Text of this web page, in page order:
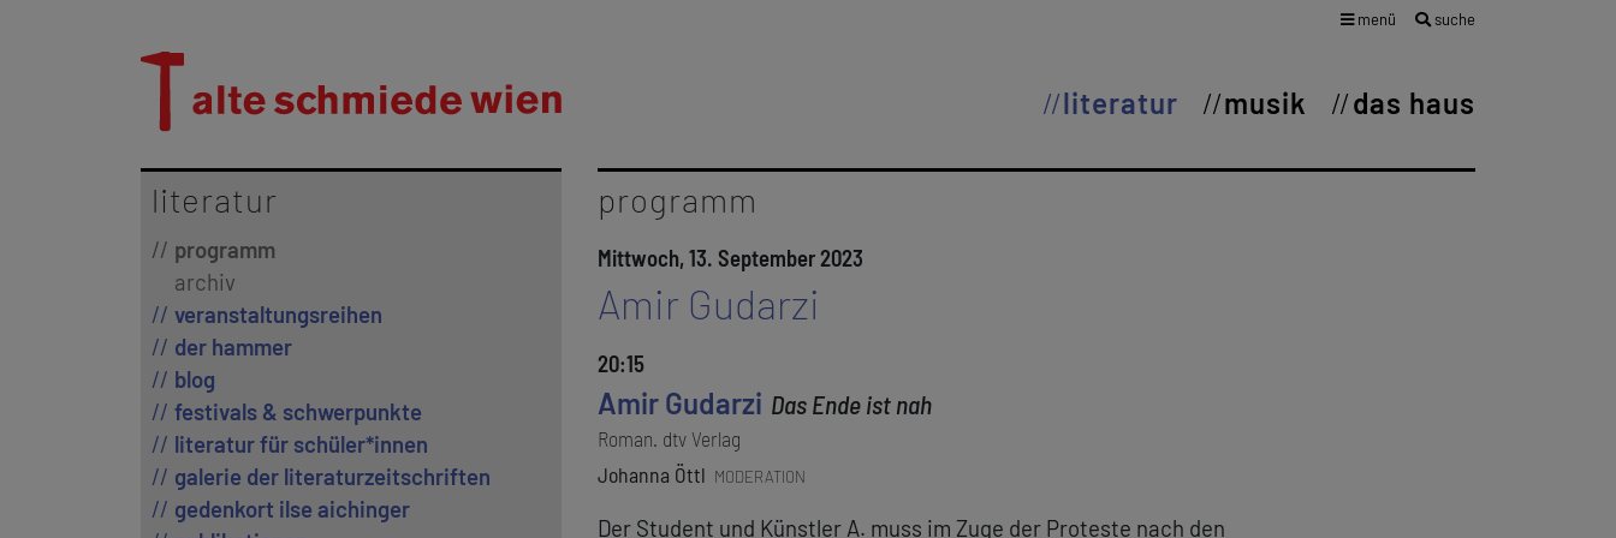
menü suche
literatur musik das haus
literatur
programm
archiv
veranstaltungsreihen
der hammer
blog
festivals & schwerpunkte
literatur für schüler*innen
galerie der literaturzeitschriften
gedenkort ilse aichinger
programm
Mittwoch, 13. September 2023
Amir Gudarzi
20:15
Amir Gudarzi Das Ende ist nah
Roman. dtv Verlag
Johanna Öttl MODERATION
Der Student und Künstler A. muss im Zuge der Proteste nach den